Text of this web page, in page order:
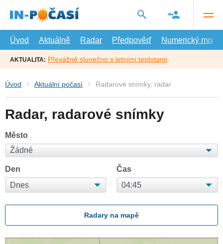
hlavní
Úvod
Aktuálně Radar Předpověď Numerický model
AKTUALITA: Převážně slunečno s letními teplotami
Úvod Aktuální počasí Radarové snímky, radar
Radar, radarové snímky
Město
Den Čas
Radary na mapě